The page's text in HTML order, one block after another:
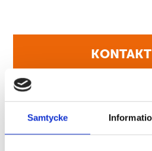
Samtycke